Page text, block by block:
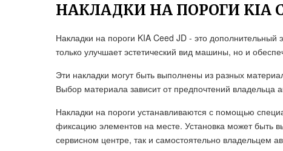
НАКЛАДКИ НА ПОРОГИ KIA
Накладки на пороги KIA Ceed JD - это
только улучшает эстетический вид машины, но и
Эти накладки могут быть выполнены из разных
Выбор материала зависит от предпочтений владельца
Накладки на пороги устанавливаются с помощью
фиксацию элементов на месте. Установка может
сервисном центре, так и самостоятельно владельцем